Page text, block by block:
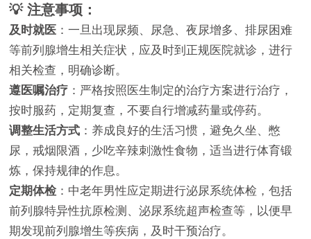
💡 注意事项：
及时就医 ：一旦出现尿频、尿急、夜尿增多、排尿困难
等前列腺增生相关症状，应及时到正规医院就诊，进行
相关检查，明确诊断。
遵医嘱治疗 ：严格按照医生制定的治疗方案进行治疗，
按时服药，定期复查，不要自行增减药量或停药。
调整生活方式 ：养成良好的生活习惯，避免久坐、憋
尿，戒烟限酒，少吃辛辣刺激性食物，适当进行体育锻
炼，保持规律的作息。
定期体检 ：中老年男性应定期进行泌尿系统体检，包括
前列腺特异性抗原检测、泌尿系统超声检查等，以便早
期发现前列腺增生等疾病，及时干预治疗。